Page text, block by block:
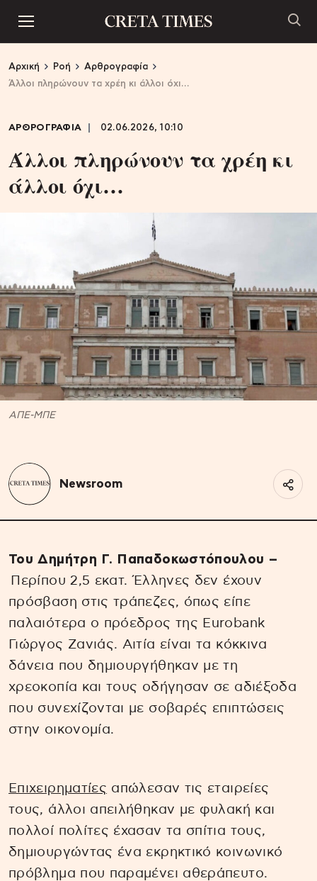
Αρχική Ροή
Αρθρογραφία
Άλλοι πληρώνουν τα χρέη κι άλλοι όχι…
ΑΡΘΡΟΓΡΑΦΙΑ 02.06.2026, 10:10
Άλλοι πληρώνουν τα χρέη κι
άλλοι όχι…
ΑΠΕ-ΜΠΕ
Newsroom
Του Δημήτρη Γ. Παπαδοκωστόπουλου –
Περίπου 2,5 εκατ. Έλληνες δεν έχουν
πρόσβαση στις τράπεζες, όπως είπε
παλαιότερα ο πρόεδρος της Eurobank
Γιώργος Ζανιάς. Αιτία είναι τα κόκκινα
δάνεια που δημιουργήθηκαν με τη
χρεοκοπία και τους οδήγησαν σε αδιέξοδα
που συνεχίζονται με σοβαρές επιπτώσεις
στην οικονομία.
Επιχειρηματίες απώλεσαν τις εταιρείες
τους, άλλοι απειλήθηκαν με φυλακή και
πολλοί πολίτες έχασαν τα σπίτια τους,
δημιουργώντας ένα εκρηκτικό κοινωνικό
πρόβλημα που παραμένει αθεράπευτο.